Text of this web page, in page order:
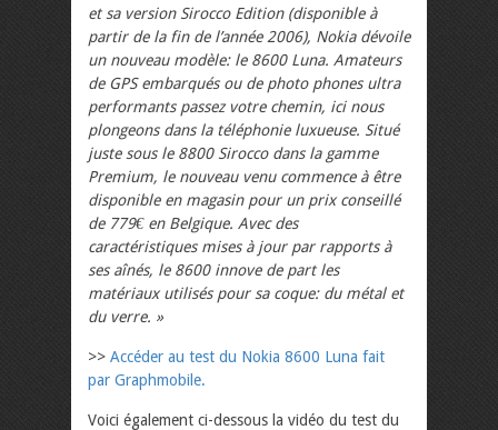
et sa version Sirocco Edition (disponible à
partir de la fin de l’année 2006), Nokia dévoile
un nouveau modèle: le 8600 Luna. Amateurs
de GPS embarqués ou de photo phones ultra
performants passez votre chemin, ici nous
plongeons dans la téléphonie luxueuse. Situé
juste sous le 8800 Sirocco dans la gamme
Premium, le nouveau venu commence à être
disponible en magasin pour un prix conseillé
de 779€ en Belgique. Avec des
caractéristiques mises à jour par rapports à
ses aînés, le 8600 innove de part les
matériaux utilisés pour sa coque: du métal et
du verre. »
>> Accéder au test du Nokia 8600 Luna fait
par Graphmobile.
Voici également ci-dessous la vidéo du test du